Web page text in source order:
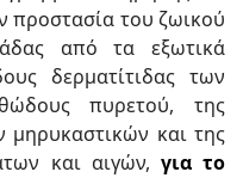
προστασία του ζωικού
από τα εξωτικά
δερματίτιδας των
πυρετού, της
και της
και αιγών, για το